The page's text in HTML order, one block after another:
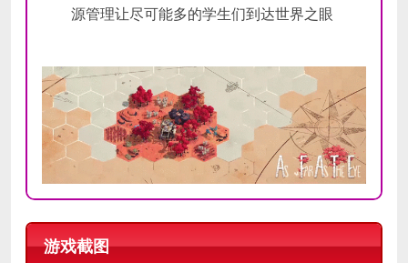
源管理让尽可能多的学生们到达世界之眼
游戏截图